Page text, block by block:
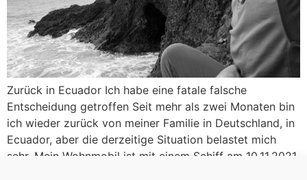
Zurück in Ecuador Ich habe eine fatale falsche
Entscheidung getroffen Seit mehr als zwei Monaten bin
ich wieder zurück von meiner Familie in Deutschland, in
Ecuador, aber die derzeitige Situation belastet mich
sehr. Mein Wohnmobil ist mit einem Schiff am 10.11.2021